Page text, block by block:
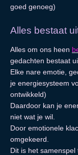
goed genoeg)
Alles bestaat
Alles om ons heen
gedachten bestaat
Elke nare emotie,
je energiesysteem
ontwikkeld)
Daardoor kan je
niet wat je wil.
Door emotionele
omgekeerd.
Dit is het